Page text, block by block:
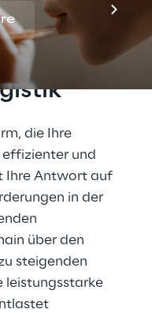
die Ihre
und
Ihre Antwort auf
in der
über den
steigenden
leistungsstarke